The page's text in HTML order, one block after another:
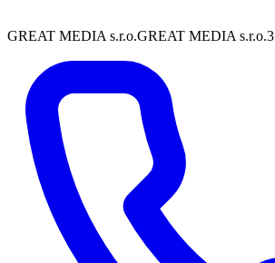
GREAT MEDIA s.r.o.GREAT MEDIA s.r.o.